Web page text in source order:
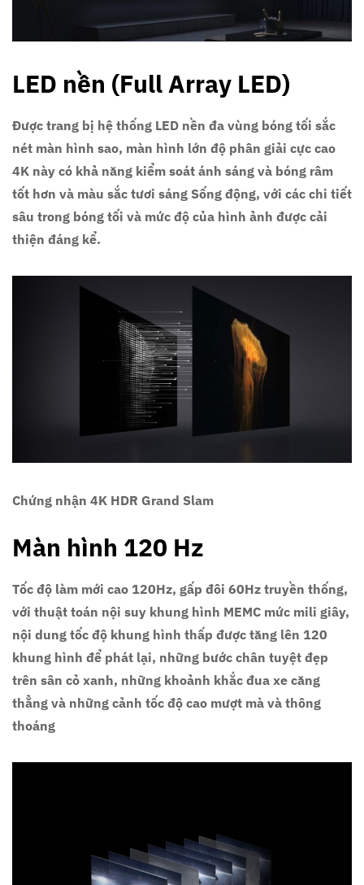
LED nền (Full Array LED)
Được trang bị hệ thống LED nền đa vùng bóng tối sắc
nét màn hình sao, màn hình lớn độ phân giải cực cao
4K này có khả năng kiểm soát ánh sáng và bóng râm
tốt hơn và màu sắc tươi sáng Sống động, với các chi tiết
sâu trong bóng tối và mức độ của hình ảnh được cải
thiện đáng kể.
Chứng nhận 4K HDR Grand Slam
Màn hình 120 Hz
Tốc độ làm mới cao 120Hz, gấp đôi 60Hz truyền thống,
với thuật toán nội suy khung hình MEMC mức mili giây,
nội dung tốc độ khung hình thấp được tăng lên 120
khung hình để phát lại, những bước chân tuyệt đẹp
trên sân cỏ xanh, những khoảnh khắc đua xe căng
thẳng và những cảnh tốc độ cao mượt mà và thông
thoáng